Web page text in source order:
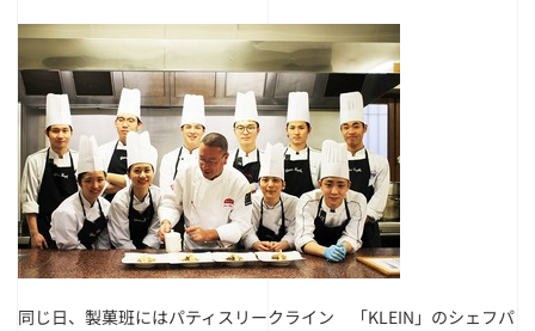
同じ日、製菓班にはパティスリークライン 「KLEIN」のシェフパ